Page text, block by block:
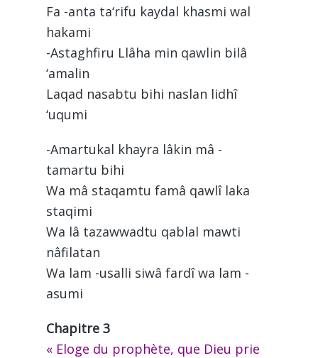
Fa -anta ta‘rifu kaydal khasmi wal
hakami
-Astaghfiru Llâha min qawlin bilâ
‘amalin
Laqad nasabtu bihi naslan lidhî
‘uqumi
-Amartukal khayra lâkin mâ -
tamartu bihi
Wa mâ staqamtu famâ qawlî laka
staqimi
Wa lâ tazawwadtu qablal mawti
nâfilatan
Wa lam -usalli siwâ fardî wa lam -
asumi
Chapitre 3
« Eloge du prophète, que Dieu prie